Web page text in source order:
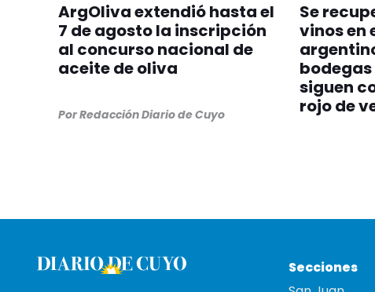
ArgOliva extendió hasta el
7 de agosto la inscripción
al concurso nacional de
aceite de oliva
PorRedacción Diario de Cuyo
Se
vinos en
siguen
rojo de
Secciones